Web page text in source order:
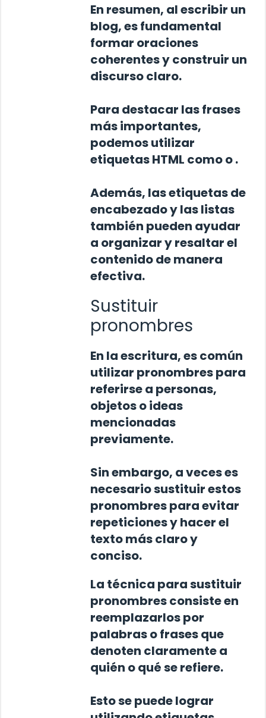
En resumen, al escribir un
blog, es fundamental
formar oraciones
coherentes y construir un
discurso claro.
Para destacar las frases
más importantes,
podemos utilizar
etiquetas HTML comoo.
Además, las etiquetas de
encabezado y las listas
también pueden ayudar
a organizar y resaltar el
contenido de manera
efectiva.
Sustituir
pronombres
En la escritura, es común
utilizar pronombres para
referirse a personas,
objetos o ideas
mencionadas
previamente.
Sin embargo, a veces es
necesario sustituir estos
pronombres para evitar
repeticiones y hacer el
texto más claro y
conciso.
La técnica para sustituir
pronombres consiste en
reemplazarlos por
palabras o frases que
denoten claramente a
quién o qué se refiere.
Esto se puede lograr